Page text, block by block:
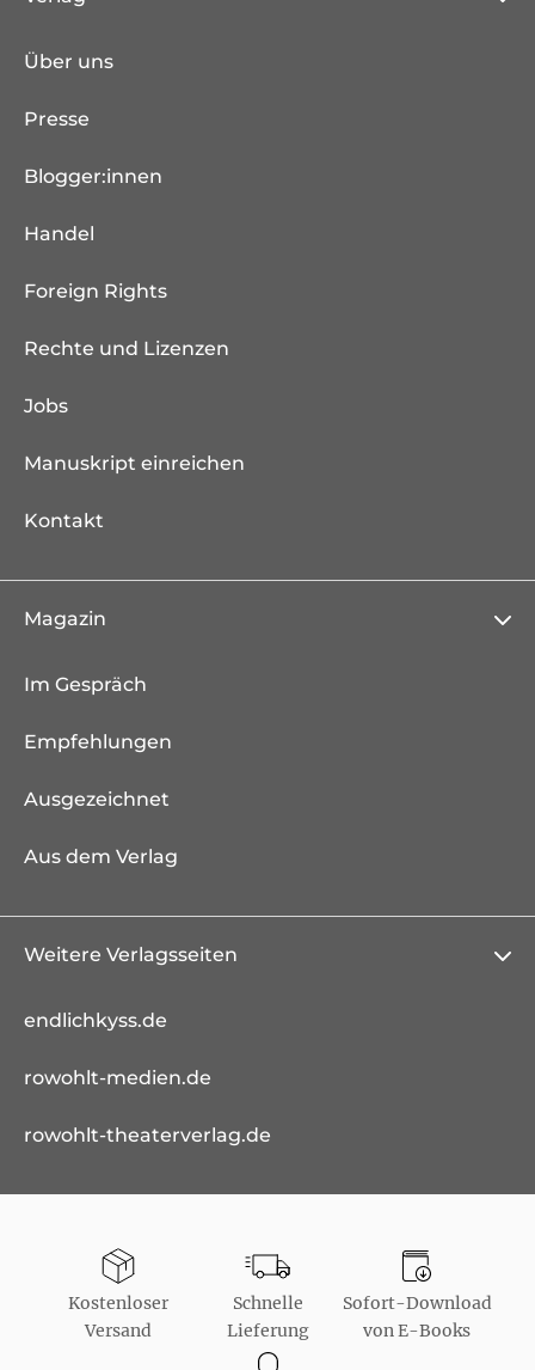
Über uns
Presse
Blogger:innen
Handel
Foreign Rights
Rechte und Lizenzen
Jobs
Manuskript einreichen
Kontakt
Magazin
Im Gespräch
Empfehlungen
Ausgezeichnet
Aus dem Verlag
Weitere Verlagsseiten
endlichkyss.de
rowohlt-medien.de
rowohlt-theaterverlag.de
Kostenloser
Versand
Schnelle
Lieferung
Sofort-Download
von E-Books